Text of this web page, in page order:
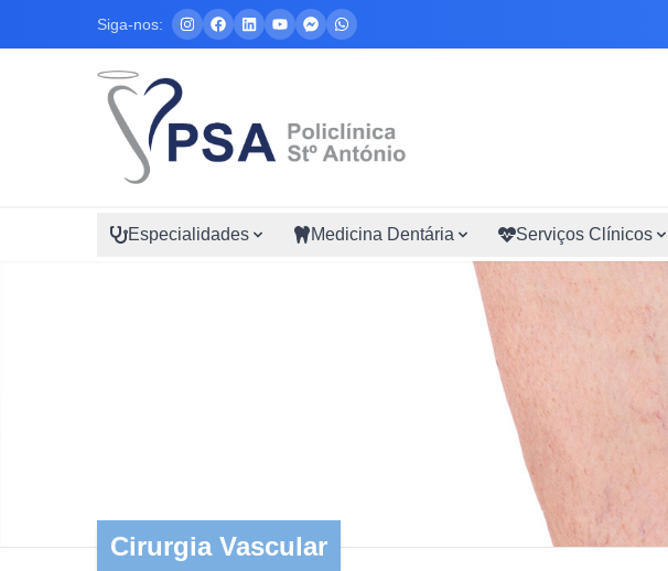
Siga-nos:
Especialidades Medicina Dentária Serviços Clínicos
Cirurgia Vascular